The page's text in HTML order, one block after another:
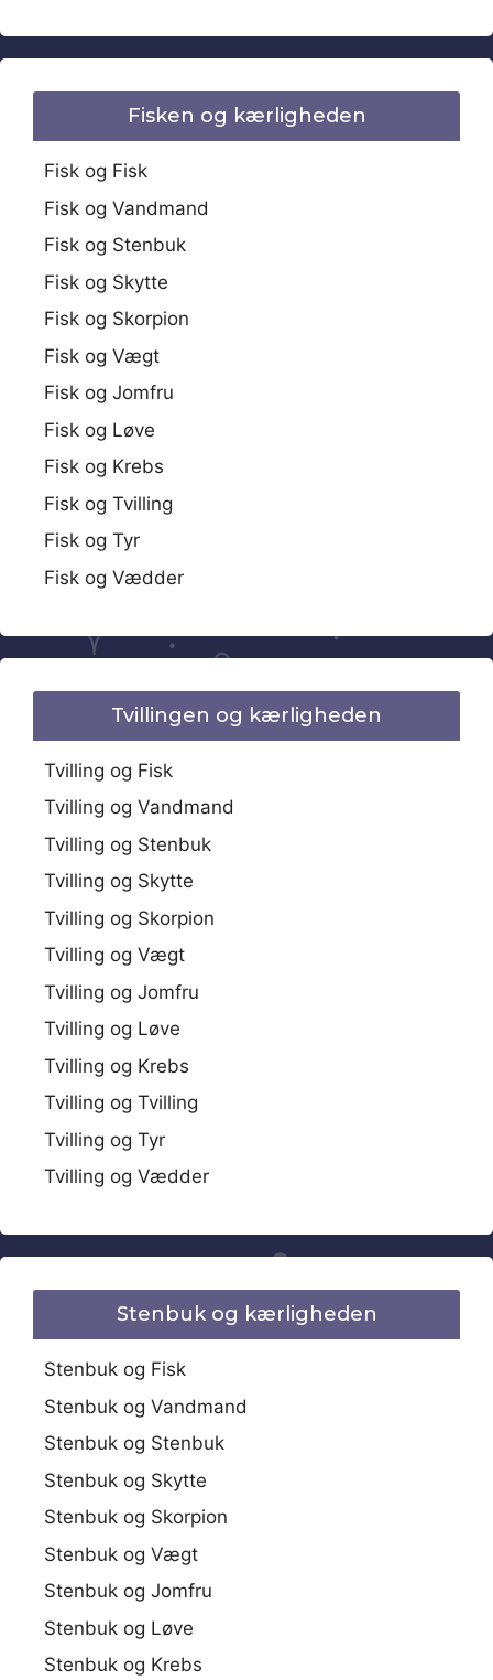
Fisken og kærligheden
Fisk og Fisk
Fisk og Vandmand
Fisk og Stenbuk
Fisk og Skytte
Fisk og Skorpion
Fisk og Vægt
Fisk og Jomfru
Fisk og Løve
Fisk og Krebs
Fisk og Tvilling
Fisk og Tyr
Fisk og Vædder
Tvillingen og kærligheden
Tvilling og Fisk
Tvilling og Vandmand
Tvilling og Stenbuk
Tvilling og Skytte
Tvilling og Skorpion
Tvilling og Vægt
Tvilling og Jomfru
Tvilling og Løve
Tvilling og Krebs
Tvilling og Tvilling
Tvilling og Tyr
Tvilling og Vædder
Stenbuk og kærligheden
Stenbuk og Fisk
Stenbuk og Vandmand
Stenbuk og Stenbuk
Stenbuk og Skytte
Stenbuk og Skorpion
Stenbuk og Vægt
Stenbuk og Jomfru
Stenbuk og Løve
Stenbuk og Krebs